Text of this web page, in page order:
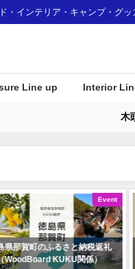
・インテリア・キャンプ・グッ
Line up Interior
木
Interior
KUKUパドル住宅展示場にディス
プレイとして使用して頂きまし